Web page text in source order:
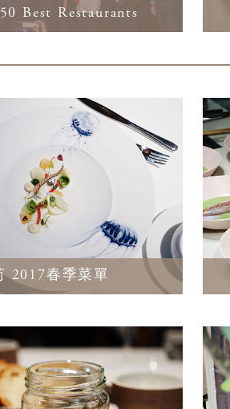
Best Restaurants
2017春季菜單